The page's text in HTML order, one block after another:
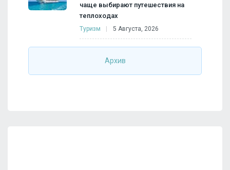
чаще выбирают путешествия на
теплоходах
Туризм 5 Августа, 2026
Архив